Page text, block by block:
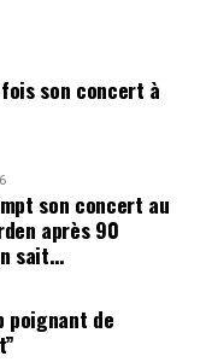
son concert à
son concert au
après 90
sait…
poignant de